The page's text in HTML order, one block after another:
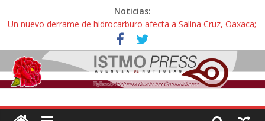
Noticias:
Un nuevo derrame de hidrocarburo afecta a Salina Cruz, Oaxaca;
ahora pescadores de Salinas del Marqués denuncian daños de
Pemex
Ángel, el joven autista expulsado por la Universidad Bienestar de
Ixtepec, Oaxaca vuelve a las aulas tras amparo
Familiares de periodista Alejandro Leyva se reúnen con titular de
intelectuales de su asesinato